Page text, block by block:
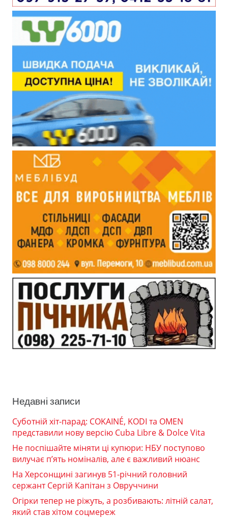
Недавні записи
Суботній хіт-парад: COKAINÉ, KODI та OMEN
представили нову версію Cuba Libre & Dolce Vita
Не поспішайте міняти ці купюри: НБУ поступово
вилучає п’ять номіналів, але є важливий нюанс
На Херсонщині загинув 51-річний головний
сержант Сергій Капітан з Овруччини
Огірки тепер не ріжуть, а розбивають: літній салат,
який став хітом соцмереж